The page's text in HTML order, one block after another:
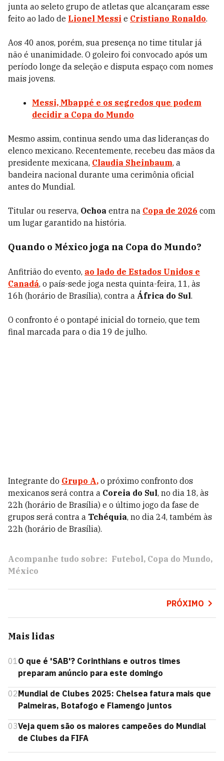
junta ao seleto grupo de atletas que alcançaram esse
feito ao lado de Lionel Messi e Cristiano Ronaldo.
Aos 40 anos, porém, sua presença no time titular já
não é unanimidade. O goleiro foi convocado após um
período longe da seleção e disputa espaço com nomes
mais jovens.
Messi, Mbappé e os segredos que podem
decidir a Copa do Mundo
Mesmo assim, continua sendo uma das lideranças do
elenco mexicano. Recentemente, recebeu das mãos da
presidente mexicana, Claudia Sheinbaum, a
bandeira nacional durante uma cerimônia oficial
antes do Mundial.
Titular ou reserva, Ochoa entra na Copa de 2026 com
um lugar garantido na história.
Quando o México joga na Copa do Mundo?
Anfitrião do evento, ao lado de Estados Unidos e
Canadá, o país-sede joga nesta quinta-feira, 11, às
16h (horário de Brasília), contra a África do Sul.
O confronto é o pontapé inicial do torneio, que tem
final marcada para o dia 19 de julho.
Integrante do Grupo A, o próximo confronto dos
mexicanos será contra a Coreia do Sul, no dia 18, às
22h (horário de Brasília) e o último jogo da fase de
grupos será contra a Tchéquia, no dia 24, também às
22h (horário de Brasília).
Acompanhe tudo sobre: Futebol Copa do Mundo
México
PRÓXIMO
Mais lidas
01O que é 'SAB'? Corinthians e outros times
preparam anúncio para este domingo
02Mundial de Clubes 2025: Chelsea fatura mais que
Palmeiras, Botafogo e Flamengo juntos
03Veja quem são os maiores campeões do Mundial
de Clubes da FIFA